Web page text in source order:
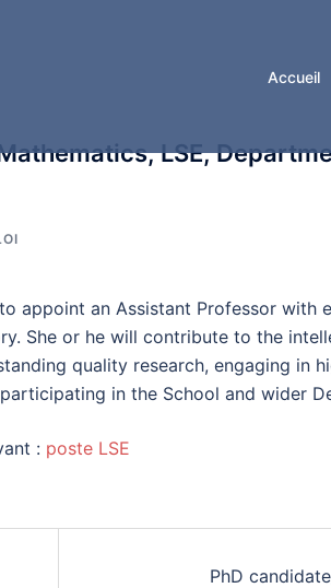
Accueil
LSE,
appoint an Assistant Professor with
She or he will contribute to the
quality research, engaging in
in the School and wider
: poste LSE
PhD